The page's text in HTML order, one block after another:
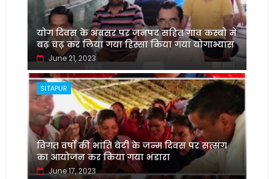
योग दिवस के अवसर पर जनपद सहित गांव कस्बो में
बढ़ चढ़ कर लिया गया हिस्सा किया गया योगाभ्यास
June 21, 2023
SITAPUR
विगत वर्षों की भांति बेटी के जन्म दिवस पर सत्संग
का आयोजन कर किया गया भंडारा
June 17, 2023